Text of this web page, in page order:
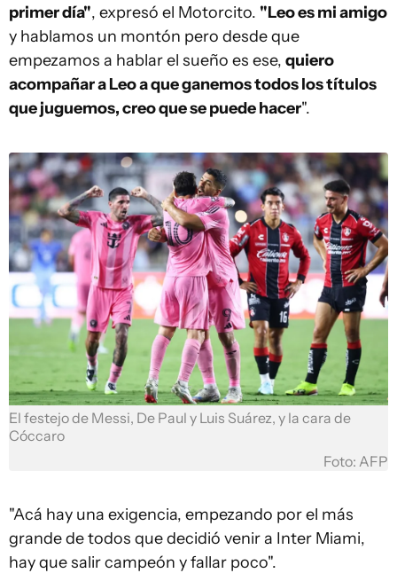
primer día", expresó el Motorcito. "Leo es mi amigo
y hablamos un montón pero desde que
empezamos a hablar el sueño es ese, quiero
acompañar a Leo a que ganemos todos los títulos
que juguemos, creo que se puede hacer".
El festejo de Messi, De Paul y Luis Suárez, y la cara de
Cóccaro
Foto: AFP
"Acá hay una exigencia, empezando por el más
grande de todos que decidió venir a Inter Miami,
hay que salir campeón y fallar poco".